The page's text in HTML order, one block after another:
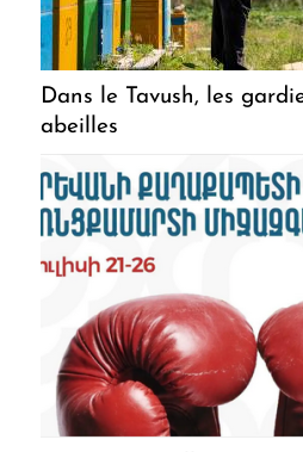
Dans le Tavush, les
abeilles